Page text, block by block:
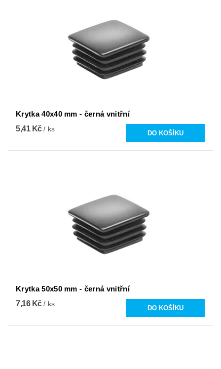
Krytka 40x40 mm - černá vnitřní
5,41 Kč/ ks
Krytka 50x50 mm - černá vnitřní
7,16 Kč/ ks